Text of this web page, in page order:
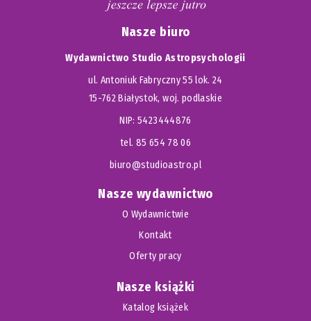
Nasze biuro
Wydawnictwo Studio Astropsychologii
ul. Antoniuk Fabryczny 55 lok. 24
15-762 Białystok, woj. podlaskie
NIP: 5423444876
tel. 85 654 78 06
biuro@studioastro.pl
Nasze wydawnictwo
O Wydawnictwie
Kontakt
Oferty pracy
Nasze książki
Katalog książek